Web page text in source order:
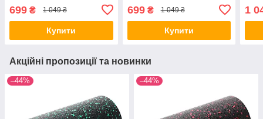
5907739310132)
699 ₴ 1 049 ₴
Купити
5907739317100)
699₴ 1 049 ₴
Купити
1
Акційні пропозиції та новинки
–44% –44%